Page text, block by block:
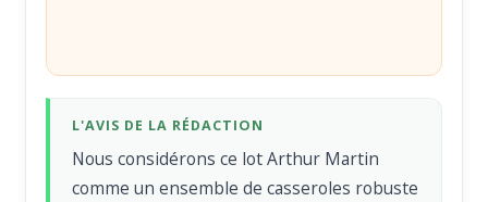
L'AVIS DE LA RÉDACTION
Nous considérons ce lot Arthur Martin
comme un ensemble de casseroles robuste